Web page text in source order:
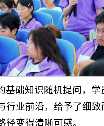
基础知识随机提问，
行业前沿，给予了细
变得清晰可感。